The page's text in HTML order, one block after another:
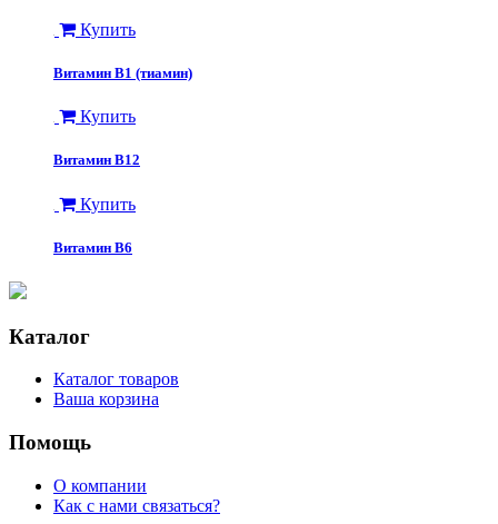
Купить
Витамин B1 (тиамин)
Купить
Витамин B12
Купить
Витамин B6
Каталог
Каталог товаров
Ваша корзина
Помощь
О компании
Как с нами связаться?